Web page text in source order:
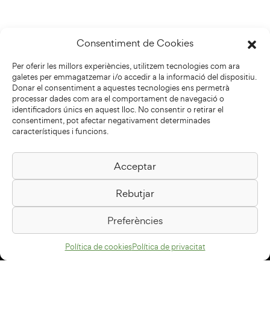
Consentiment de Cookies
Per oferir les millors experiències, utilitzem tecnologies com ara
galetes per emmagatzemar i/o accedir a la informació del dispositiu.
Donar el consentiment a aquestes tecnologies ens permetrà
processar dades com ara el comportament de navegació o
identificadors únics en aquest lloc. No consentir o retirar el
consentiment, pot afectar negativament determinades
característiques i funcions.
Acceptar
Rebutjar
Preferències
Política de cookiesPolítica de privacitat
Biblioteca Pilarin Bayés
Passeig de la Generalitat, 1
08500 Vic